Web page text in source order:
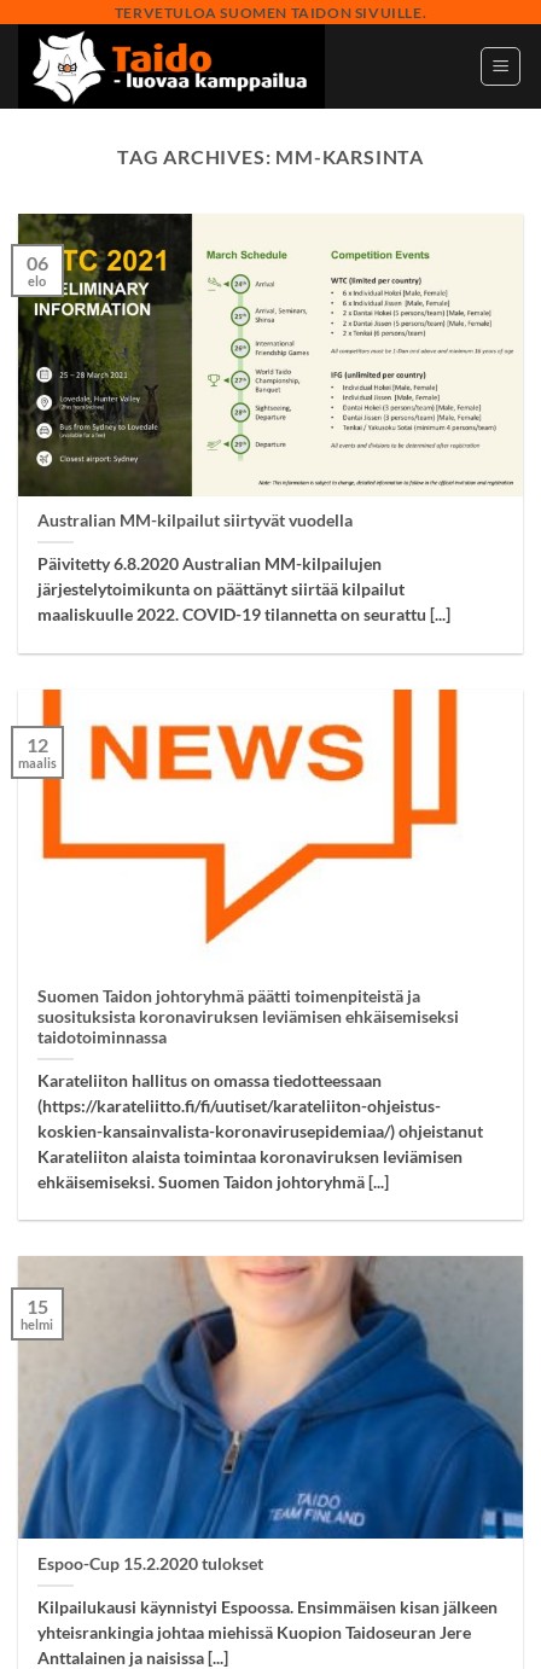
content
TERVETULOA SUOMEN TAIDON SIVUILLE.
TAG ARCHIVES: MM-KARSINTA
Australian MM-kilpailut siirtyvät vuodella
Päivitetty 6.8.2020 Australian MM-kilpailujen
järjestelytoimikunta on päättänyt siirtää kilpailut
maaliskuulle 2022. COVID-19 tilannetta on seurattu [...]
06
elo
Suomen Taidon johtoryhmä päätti toimenpiteistä ja
suosituksista koronaviruksen leviämisen ehkäisemiseksi
taidotoiminnassa
Karateliiton hallitus on omassa tiedotteessaan
(https://karateliitto.fi/fi/uutiset/karateliiton-ohjeistus-
koskien-kansainvalista-koronavirusepidemiaa/) ohjeistanut
Karateliiton alaista toimintaa koronaviruksen leviämisen
ehkäisemiseksi. Suomen Taidon johtoryhmä [...]
12
maalis
Espoo-Cup 15.2.2020 tulokset
Kilpailukausi käynnistyi Espoossa. Ensimmäisen kisan jälkeen
yhteisrankingia johtaa miehissä Kuopion Taidoseuran Jere
Anttalainen ja naisissa [...]
15
helmi